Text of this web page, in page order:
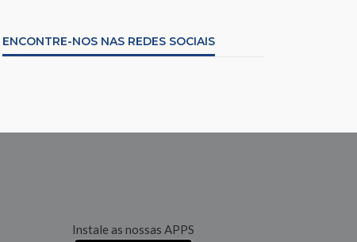
ENCONTRE-NOS NAS REDES SOCIAIS
Instale as nossas APPS